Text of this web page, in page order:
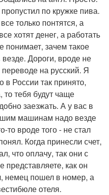
по кружке пива.
только понтятся, а
хотят денег, а работать
понимает, зачем такое
Дороги, вроде не
на русский. Я
в России так принято,
тебя будут чаще
заезжать. А у вас в
машинам надо везде
то вроде того - не стал
Когда принесли счет,
что оплачу, так они с
представляете, как он
немец пошел в номер, а
отеля.